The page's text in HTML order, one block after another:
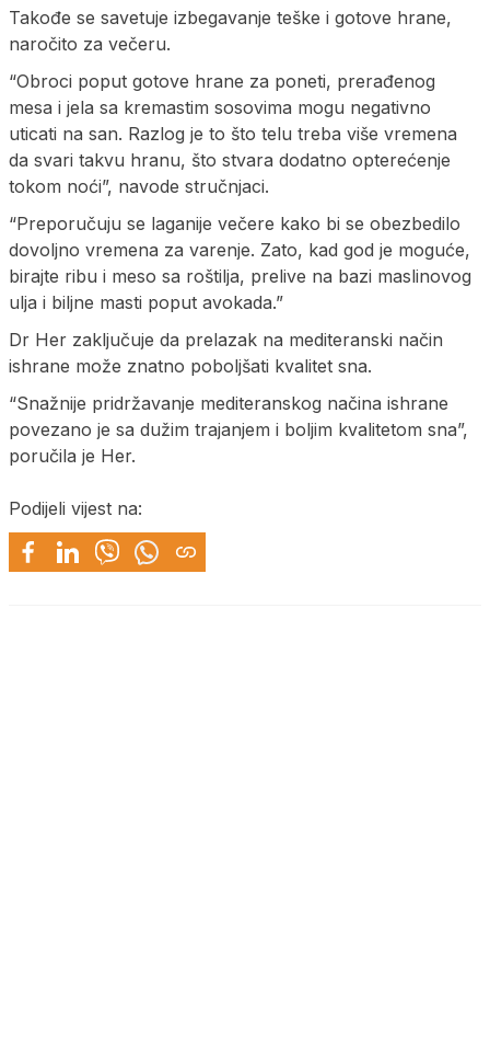
Takođe se savetuje izbegavanje teške i gotove hrane,
naročito za večeru.
“Obroci poput gotove hrane za poneti, prerađenog
mesa i jela sa kremastim sosovima mogu negativno
uticati na san. Razlog je to što telu treba više vremena
da svari takvu hranu, što stvara dodatno opterećenje
tokom noći”, navode stručnjaci.
“Preporučuju se laganije večere kako bi se obezbedilo
dovoljno vremena za varenje. Zato, kad god je moguće,
birajte ribu i meso sa roštilja, prelive na bazi maslinovog
ulja i biljne masti poput avokada.”
Dr Her zaključuje da prelazak na mediteranski način
ishrane može znatno poboljšati kvalitet sna.
“Snažnije pridržavanje mediteranskog načina ishrane
povezano je sa dužim trajanjem i boljim kvalitetom sna”,
poručila je Her.
Podijeli vijest na: